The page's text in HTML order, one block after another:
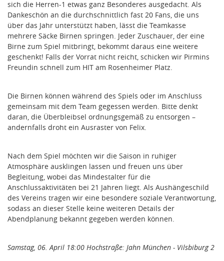
sich die Herren-1 etwas ganz Besonderes ausgedacht. Als
Dankeschön an die durchschnittlich fast 20 Fans, die uns
über das Jahr unterstützt haben, lässt die Teamkasse
mehrere Säcke Birnen springen. Jeder Zuschauer, der eine
Birne zum Spiel mitbringt, bekommt daraus eine weitere
geschenkt! Falls der Vorrat nicht reicht, schicken wir Pirmins
Freundin schnell zum HIT am Rosenheimer Platz.
Die Birnen können während des Spiels oder im Anschluss
gemeinsam mit dem Team gegessen werden. Bitte denkt
daran, die Überbleibsel ordnungsgemäß zu entsorgen –
andernfalls droht ein Ausraster von Felix.
Nach dem Spiel möchten wir die Saison in ruhiger
Atmosphäre ausklingen lassen und freuen uns über
Begleitung, wobei das Mindestalter für die
Anschlussaktivitäten bei 21 Jahren liegt. Als Aushängeschild
des Vereins tragen wir eine besondere soziale Verantwortung,
sodass an dieser Stelle keine weiteren Details der
Abendplanung bekannt gegeben werden können.
Samstag, 06. April 18:00 Hochstraße: Jahn München - Vilsbiburg 2